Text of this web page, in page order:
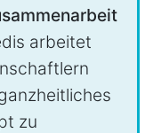
arbeitet
zu